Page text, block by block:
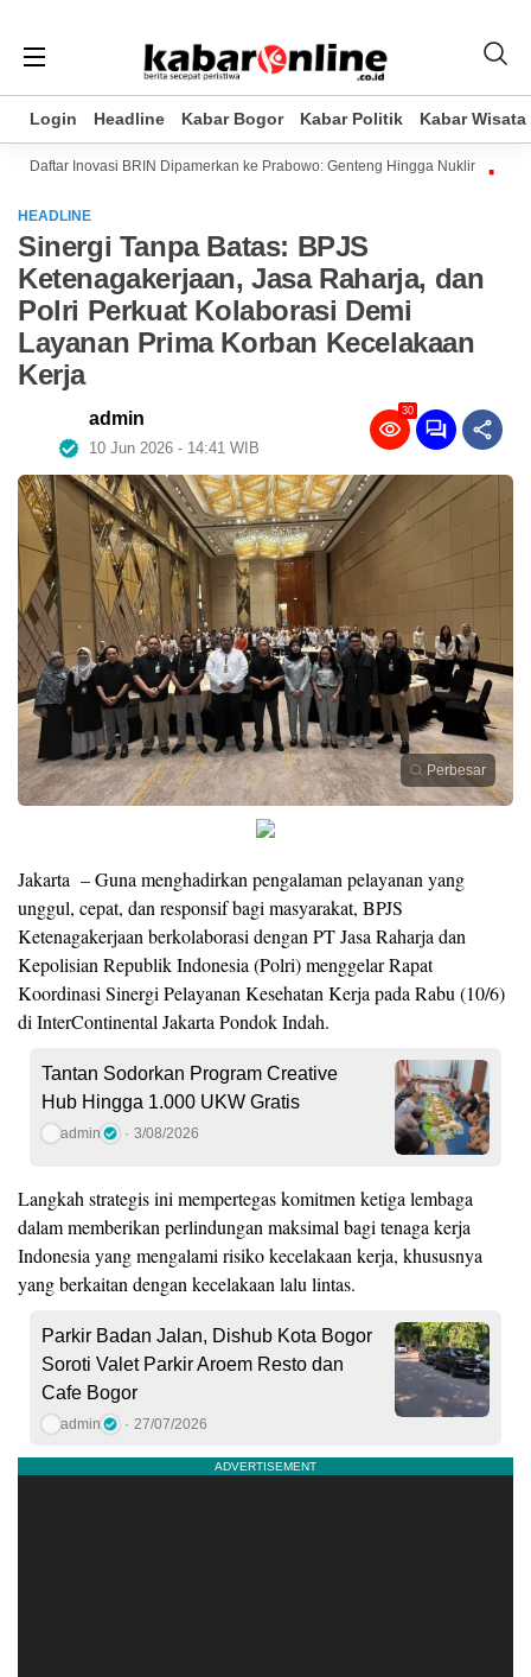
Login Headline Kabar Bogor Kabar Politik Kabar Wisata
Login Headline Kabar Bogor Kabar Politik Kabar Wisata
Daftar Inovasi BRIN Dipamerkan ke Prabowo: Genteng Hingga Nuklir
HEADLINE
Sinergi Tanpa Batas: BPJS
Ketenagakerjaan, Jasa Raharja, dan
Polri Perkuat Kolaborasi Demi
Layanan Prima Korban Kecelakaan
Kerja
admin
10 Jun 2026 - 14:41 WIB
30
Perbesar
Jakarta – Guna menghadirkan pengalaman pelayanan yang
unggul, cepat, dan responsif bagi masyarakat, BPJS
Ketenagakerjaan berkolaborasi dengan PT Jasa Raharja dan
Kepolisian Republik Indonesia (Polri) menggelar Rapat
Koordinasi Sinergi Pelayanan Kesehatan Kerja pada Rabu (10/6)
di InterContinental Jakarta Pondok Indah.
Tantan Sodorkan Program Creative
Hub Hingga 1.000 UKW Gratis
admin 3/08/2026
Langkah strategis ini mempertegas komitmen ketiga lembaga
dalam memberikan perlindungan maksimal bagi tenaga kerja
Indonesia yang mengalami risiko kecelakaan kerja, khususnya
yang berkaitan dengan kecelakaan lalu lintas.
Parkir Badan Jalan, Dishub Kota Bogor
Soroti Valet Parkir Aroem Resto dan
Cafe Bogor
admin 27/07/2026